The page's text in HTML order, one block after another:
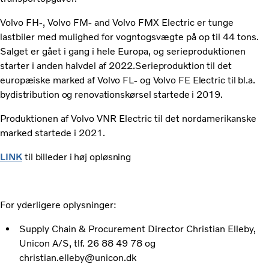
Volvo FH-, Volvo FM- and Volvo FMX Electric er tunge
lastbiler med mulighed for vogntogsvægte på op til 44 tons.
Salget er gået i gang i hele Europa, og serieproduktionen
starter i anden halvdel af 2022.Serieproduktion til det
europæiske marked af Volvo FL- og Volvo FE Electric til bl.a.
bydistribution og renovationskørsel startede i 2019.
Produktionen af Volvo VNR Electric til det nordamerikanske
marked startede i 2021.
LINK til billeder i høj opløsning
For yderligere oplysninger:
Supply Chain & Procurement Director Christian Elleby,
Unicon A/S, tlf. 26 88 49 78 og
christian.elleby@unicon.dk